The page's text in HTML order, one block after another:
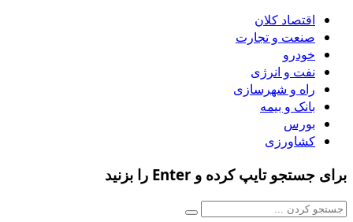
اقتصاد کلان
صنعت و تجارت
خودرو
نفت و انرژی
راه و شهرسازی
بانک و بیمه
بورس
کشاورزی
برای جستجو تایپ کرده و Enter را بزنید